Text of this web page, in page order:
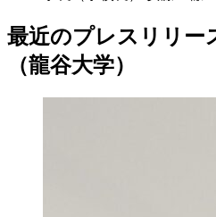
最近のプレスリリー
（龍谷大学）